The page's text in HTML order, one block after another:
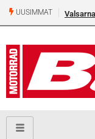
UUSIMMAT